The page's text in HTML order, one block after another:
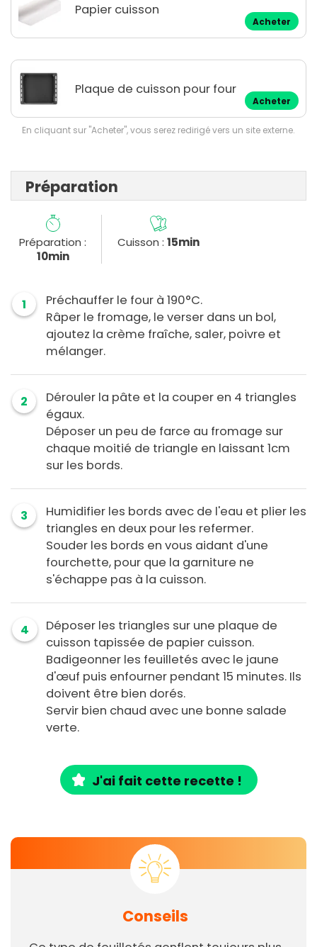
Papier cuisson
Acheter
Plaque de cuisson pour four
Acheter
En cliquant sur "Acheter", vous serez redirigé vers un site externe.
Préparation
Préparation :
10min
Cuisson : 15min
1
Préchauffer le four à 190°C.
Râper le fromage, le verser dans un bol,
ajoutez la crème fraîche, saler, poivre et
mélanger.
2
Dérouler la pâte et la couper en 4 triangles
égaux.
Déposer un peu de farce au fromage sur
chaque moitié de triangle en laissant 1cm
sur les bords.
3
Humidifier les bords avec de l'eau et plier les
triangles en deux pour les refermer.
Souder les bords en vous aidant d'une
fourchette, pour que la garniture ne
s'échappe pas à la cuisson.
4
Déposer les triangles sur une plaque de
cuisson tapissée de papier cuisson.
Badigeonner les feuilletés avec le jaune
d'œuf puis enfourner pendant 15 minutes. Ils
doivent être bien dorés.
Servir bien chaud avec une bonne salade
verte.
J'ai fait cette recette !
Conseils